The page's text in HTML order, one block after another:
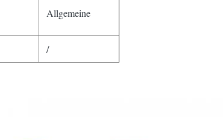
Allgemeine
/